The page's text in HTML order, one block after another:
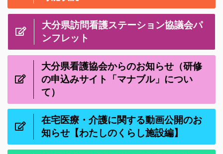
大分県訪問看護ステーション協議会パ
ンフレット
大分県看護協会からのお知らせ（研修
の申込みサイト「マナブル」につい
て）
在宅医療・介護に関する動画公開のお
知らせ【わたしのくらし施設編】